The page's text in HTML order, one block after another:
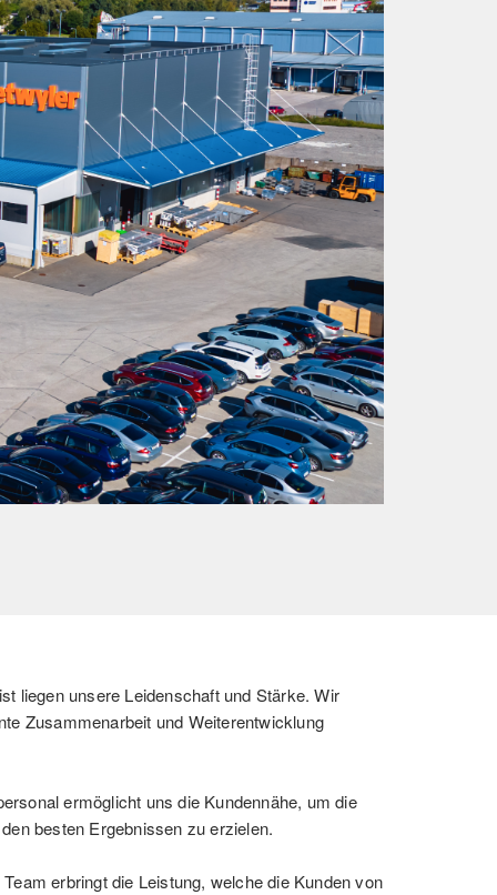
liegen unsere Leidenschaft und Stärke. Wir
Zusammenarbeit und Weiterentwicklung
ermöglicht uns die Kundennähe, um die
besten Ergebnissen zu erzielen.
erbringt die Leistung, welche die Kunden von